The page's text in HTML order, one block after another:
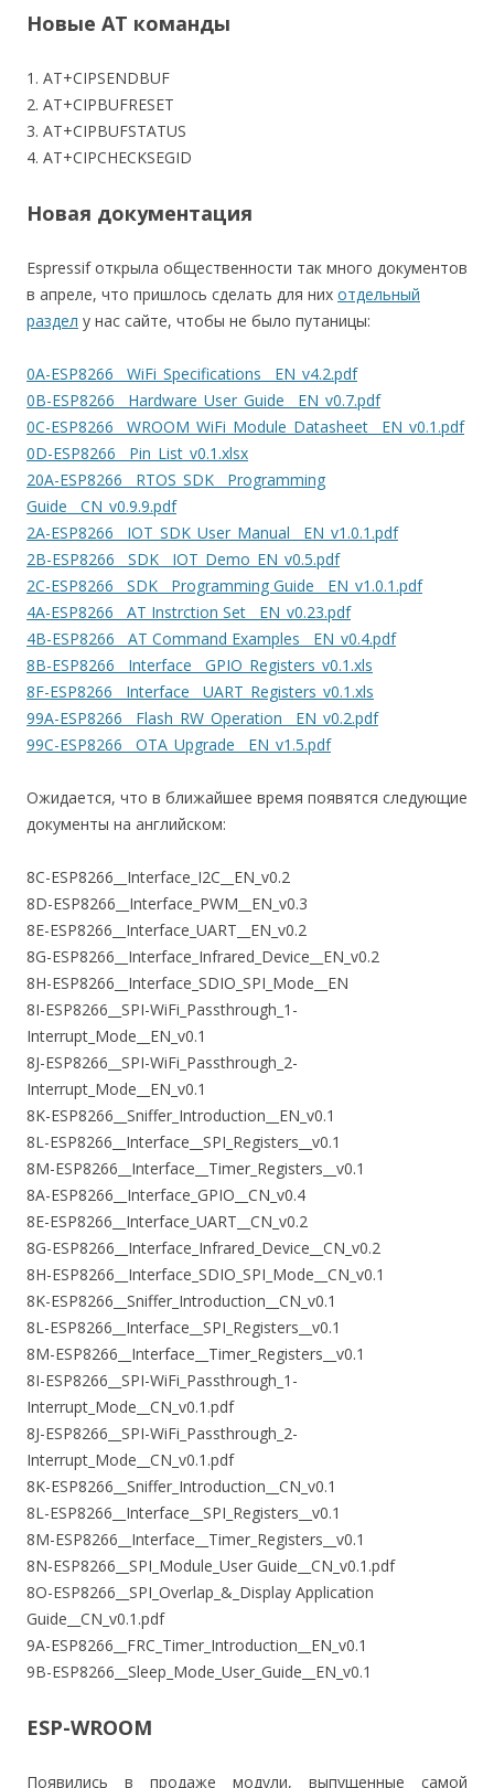
Новые AT команды
1. AT+CIPSENDBUF
2. AT+CIPBUFRESET
3. AT+CIPBUFSTATUS
4. AT+CIPCHECKSEGID
Новая документация
Espressif открыла общественности так много документов
в апреле, что пришлось сделать для них отдельный
раздел у нас сайте, чтобы не было путаницы:
0A-ESP8266__WiFi_Specifications__EN_v4.2.pdf
0B-ESP8266__Hardware_User_Guide__EN_v0.7.pdf
0C-ESP8266__WROOM_WiFi_Module_Datasheet__EN_v0.1.pdf
0D-ESP8266__Pin_List_v0.1.xlsx
20A-ESP8266__RTOS_SDK__Programming
Guide__CN_v0.9.9.pdf
2A-ESP8266__IOT_SDK_User_Manual__EN_v1.0.1.pdf
2B-ESP8266__SDK__IOT_Demo_EN_v0.5.pdf
2C-ESP8266__SDK__Programming Guide__EN_v1.0.1.pdf
4A-ESP8266__AT Instrction Set__EN_v0.23.pdf
4B-ESP8266__AT Command Examples__EN_v0.4.pdf
8B-ESP8266__Interface__GPIO_Registers_v0.1.xls
8F-ESP8266__Interface__UART_Registers_v0.1.xls
99A-ESP8266__Flash_RW_Operation__EN_v0.2.pdf
99C-ESP8266__OTA_Upgrade__EN_v1.5.pdf
Ожидается, что в ближайшее время появятся следующие
документы на английском:
8C-ESP8266__Interface_I2C__EN_v0.2
8D-ESP8266__Interface_PWM__EN_v0.3
8E-ESP8266__Interface_UART__EN_v0.2
8G-ESP8266__Interface_Infrared_Device__EN_v0.2
8H-ESP8266__Interface_SDIO_SPI_Mode__EN
8I-ESP8266__SPI-WiFi_Passthrough_1-
Interrupt_Mode__EN_v0.1
8J-ESP8266__SPI-WiFi_Passthrough_2-
Interrupt_Mode__EN_v0.1
8K-ESP8266__Sniffer_Introduction__EN_v0.1
8L-ESP8266__Interface__SPI_Registers__v0.1
8M-ESP8266__Interface__Timer_Registers__v0.1
8A-ESP8266__Interface_GPIO__CN_v0.4
8E-ESP8266__Interface_UART__CN_v0.2
8G-ESP8266__Interface_Infrared_Device__CN_v0.2
8H-ESP8266__Interface_SDIO_SPI_Mode__CN_v0.1
8K-ESP8266__Sniffer_Introduction__CN_v0.1
8L-ESP8266__Interface__SPI_Registers__v0.1
8M-ESP8266__Interface__Timer_Registers__v0.1
8I-ESP8266__SPI-WiFi_Passthrough_1-
Interrupt_Mode__CN_v0.1.pdf
8J-ESP8266__SPI-WiFi_Passthrough_2-
Interrupt_Mode__CN_v0.1.pdf
8K-ESP8266__Sniffer_Introduction__CN_v0.1
8L-ESP8266__Interface__SPI_Registers__v0.1
8M-ESP8266__Interface__Timer_Registers__v0.1
8N-ESP8266__SPI_Module_User Guide__CN_v0.1.pdf
8O-ESP8266__SPI_Overlap_&_Display Application
Guide__CN_v0.1.pdf
9A-ESP8266__FRC_Timer_Introduction__EN_v0.1
9B-ESP8266__Sleep_Mode_User_Guide__EN_v0.1
ESP-WROOM
Появились в продаже модули, выпущенные самой